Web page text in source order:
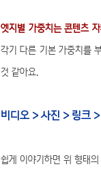
엣지별 가중치는 콘텐츠
각기 다른 기본 가중치를
것 같아요.
비디오 > 사진 > 링크
쉽게 이야기하면 위 형태